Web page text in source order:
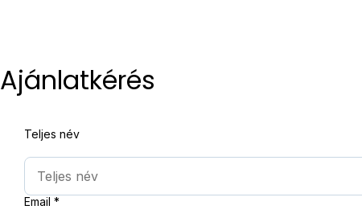
Ajánlatkérés
Teljes név
Email *